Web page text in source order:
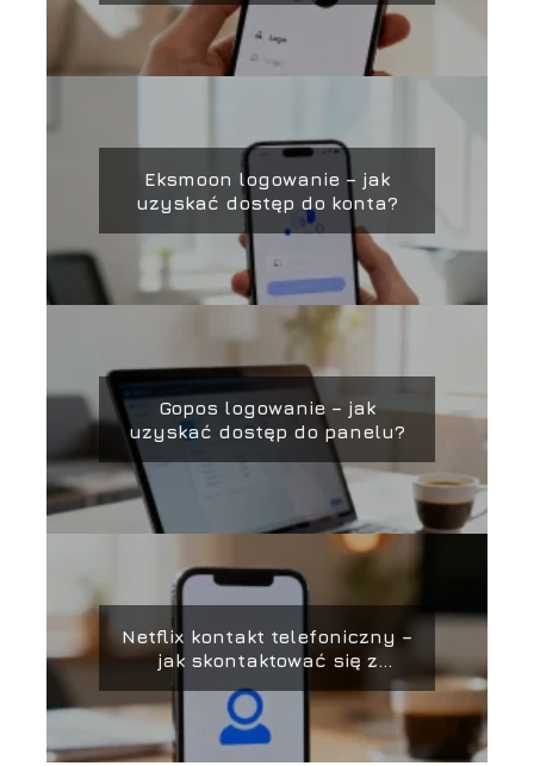
Eksmoon logowanie – jak
uzyskać dostęp do konta?
Gopos logowanie – jak
uzyskać dostęp do panelu?
Netflix kontakt telefoniczny –
jak skontaktować się z
obsługą?